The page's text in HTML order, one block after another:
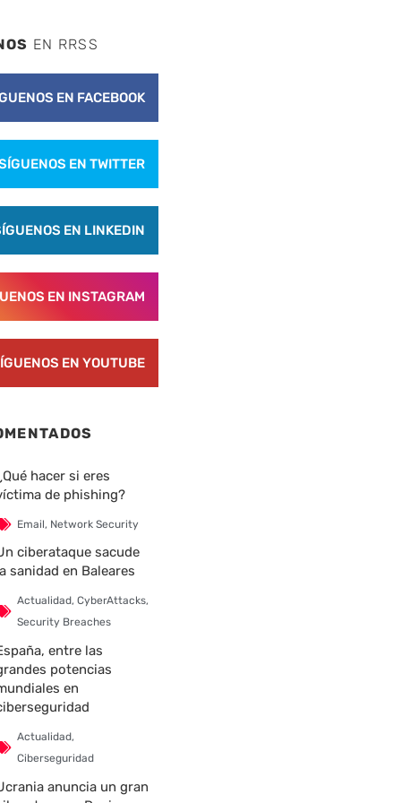
EN RRSS
EN FACEBOOK
EN TWITTER
EN LINKEDIN
EN INSTAGRAM
EN YOUTUBE
hacer si eres
de phishing?
Email, Network Security
ciberataque sacude
sanidad en Baleares
Actualidad, CyberAttacks,
Security Breaches
entre las
potencias
en
Actualidad,
Ciberseguridad
anuncia un gran